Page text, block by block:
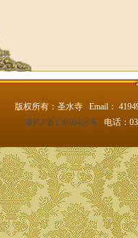
版权所有：圣水寺 Email：
豫ICP备13016424号 电话：